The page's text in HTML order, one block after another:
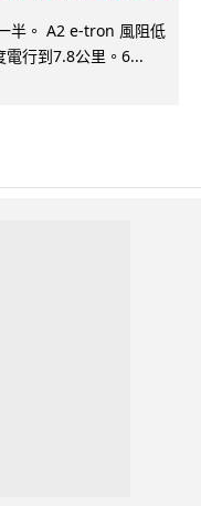
半。 A2 e-tron 風阻低
行到7.8公里。6...